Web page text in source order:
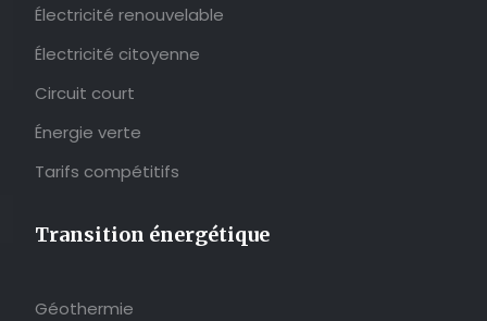
Électricité renouvelable
Électricité citoyenne
Circuit court
Énergie verte
Tarifs compétitifs
Transition énergétique
Géothermie